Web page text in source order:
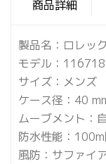
商品詳細
製品名：ロレッ
モデル：
サイズ：メンズ
ケース径：40
ムーブメント：
防水性能：
風防：サファイ